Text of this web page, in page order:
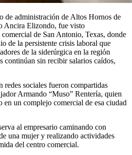
de administración de Altos Hornos de
Elizondo, fue visto
de San Antonio, Texas, donde
de la persistente crisis laboral que
de la siderúrgica en la región
continúan sin recibir salarios caídos,
redes sociales fueron compartidas
Armando “Muso” Rentería, quien
en un complejo comercial de esa ciudad
al empresario caminando con
una mujer y realizando actividades
del centro comercial.